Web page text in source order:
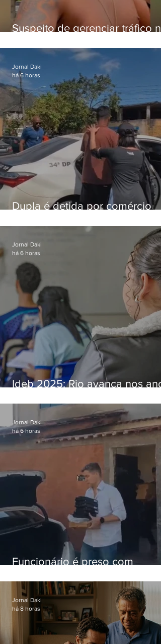
Suspeito de gerenciar tráfico na
foragido
Dupla é detida por comércio
Bangu
Jornal Daki
há 6 horas
Ideb 2025: Rio avança nos
nacional
Jornal Daki
há 6 horas
Funcionário é preso com
Hospital do Andaraí
Jornal Daki
há 6 horas
Jornal Daki
há 8 horas